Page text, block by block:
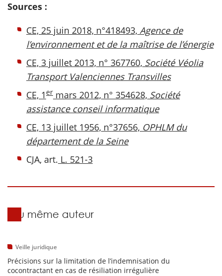
Sources :
CE, 25 juin 2018, n°418493, Agence de
l’environnement et de la maîtrise de l’énergie
CE, 3 juillet 2013, n° 367760, Société Véolia
Transport Valenciennes Transvilles
CE, 1er mars 2012, n° 354628, Société
assistance conseil informatique
CE, 13 juillet 1956, n°37656, OPHLM du
département de la Seine
CJA, art. L. 521-3
Du même auteur
Veille juridique
Précisions sur la limitation de l’indemnisation du
cocontractant en cas de résiliation irrégulière